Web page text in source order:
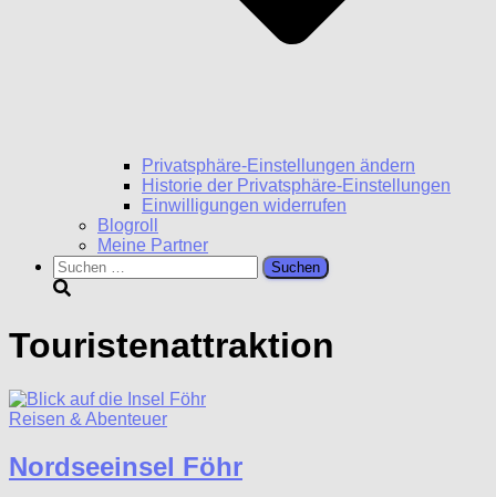
Privatsphäre-Einstellungen ändern
Historie der Privatsphäre-Einstellungen
Einwilligungen widerrufen
Blogroll
Meine Partner
Suchen
nach:
Touristenattraktion
Reisen & Abenteuer
Nordseeinsel Föhr